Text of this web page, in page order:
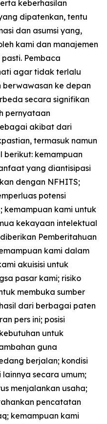
keberhasilan
dipatenkan, tentu
dan asumsi yang,
kami dan manajemen
Pembaca
agar tidak terlalu
ke depan
secara signifikan
pernyataan
akibat dari
termasuk namun
kemampuan
yang diantisipasi
dengan NFHITS;
potensi
kemampuan kami untuk
kekayaan intelektual
Pemberitahuan
kami dalam
akuisisi untuk
pasar kami; risiko
membuka sumber
dari berbagai paten
pers ini; posisi
untuk
guna
berjalan; kondisi
lainnya secara umum;
menjalankan usaha;
pencatatan
kemampuan kami